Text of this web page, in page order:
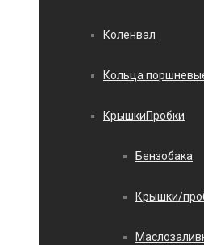
Коленвал
Кольца
КрышкиПробки
Бензобака
Крышки/